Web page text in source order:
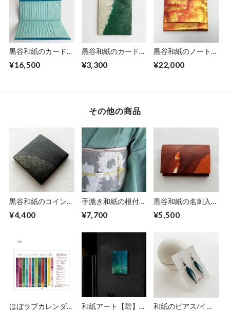
黒谷和紙のカードホ
¥16,500
黒谷和紙のカードホ
¥3,300
黒谷和紙のノートホ
¥22,000
その他の商品
黒谷和紙のコインケ
¥4,400
手漉き和紙の根付
¥7,700
黒谷和紙の名刺入れ
¥5,500
ほぼラブカレンダー
和紙アート【碧】
和紙のピアス/イヤ